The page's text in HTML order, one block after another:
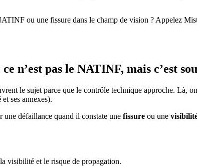
ou une fissure dans le champ de vision ? Appelez
n’est pas le NATINF, mais c’est
le sujet parce que le contrôle technique approche. Là,
et ses annexes).
défaillance quand il constate une fissure ou une
visibilité et le risque de propagation.